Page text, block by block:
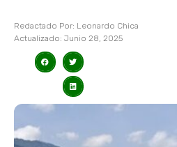
Redactado Por: Leonardo Chica
Actualizado: Junio 28, 2025